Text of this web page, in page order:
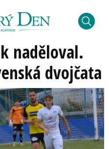
naděloval.
dvojčata